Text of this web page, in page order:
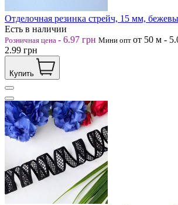
Отделочная резинка стрейч, 15 мм,
Есть в наличии
Розничная цена - 6.97 грн Мини опт от 50 м -
2.99 грн
Купить